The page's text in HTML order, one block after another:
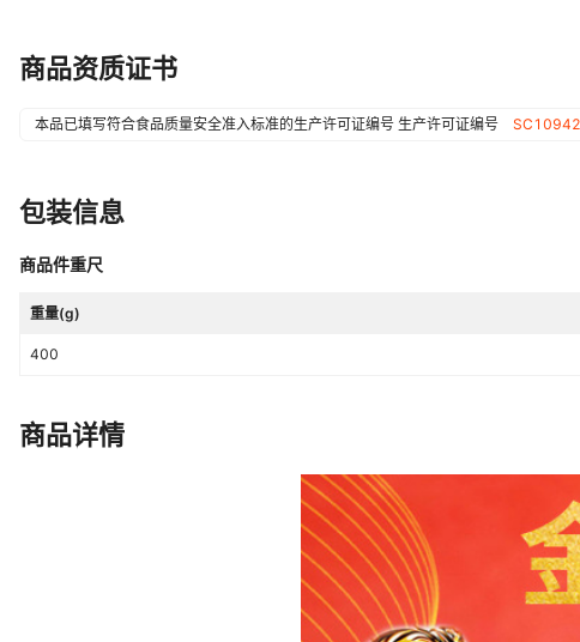
是否中华老字号
商品资质证书
本品已填写符合食品质量安全准入标准的生产许可证编号 生产许可证编号
包装信息
商品件重尺
重量(g)
400
商品详情